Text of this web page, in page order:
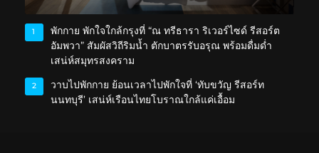
1
พักกาย พักใจใกล้กรุงที่ “ณ ทรีธารา ริเวอร์ไซด์ รีสอร์ต
อัมพวา” สัมผัสวิถีริมน้ำ ตักบาตรรับอรุณ พร้อมดื่มด่ำ
เสน่ห์สมุทรสงคราม
2
วาบไปพักกาย ย้อนเวลาไปพักใจที่ ‘ทับขวัญ รีสอร์ท
นนทบุรี’ เสน่ห์เรือนไทยโบราณใกล้แค่เอื้อม